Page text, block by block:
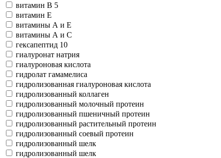
витамин В 5
витамин Е
витамины А и Е
витамины А и С
гексапептид 10
гиалуронат натрия
гиалуроновая кислота
гидролат гамамелиса
гидролизованная гиалуроновая кислота
гидролизованный коллаген
гидролизованный молочный протеин
гидролизованный пшеничный протеин
гидролизованный растительный протеин
гидролизованный соевый протеин
гидролизованный шелк
гидролизованный шелк